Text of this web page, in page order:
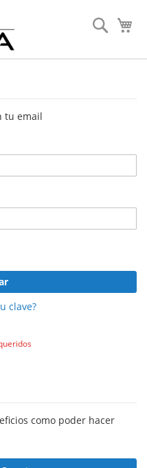
Search
tu email
clave?
como poder hacer